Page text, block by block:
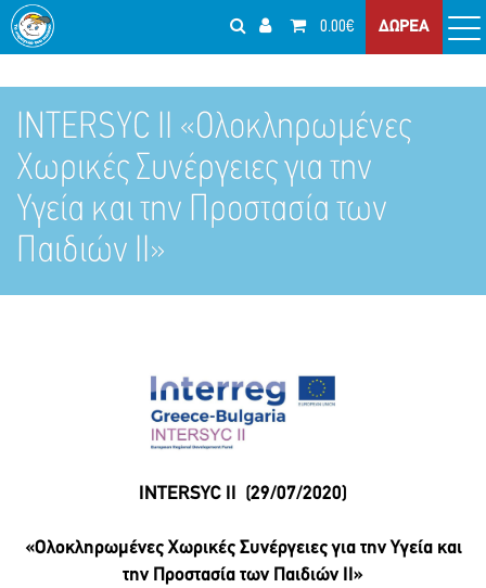
0.00€ ΔΩΡΕΑ
INTERSYC II «Ολοκληρωμένες
Χωρικές Συνέργειες για την
Υγεία και την Προστασία των
Παιδιών ΙΙ»
INTERSYC II (29/07/2020)
«Ολοκληρωμένες Χωρικές Συνέργειες για την Υγεία και
την Προστασία των Παιδιών ΙΙ»